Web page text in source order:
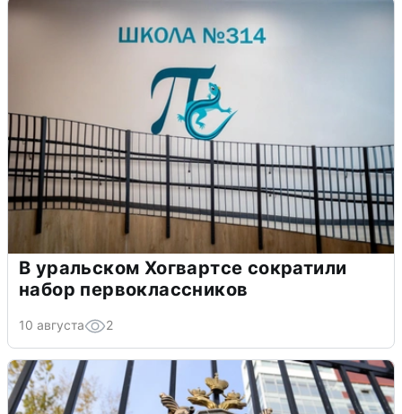
В уральском Хогвартсе сократили
набор первоклассников
10 августа 2